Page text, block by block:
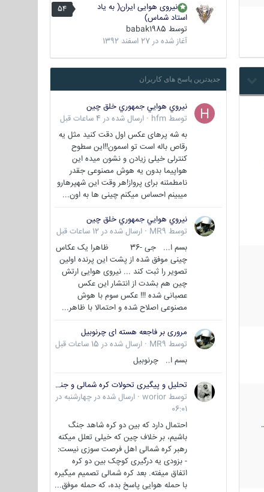
54
نیروی هوایی ایران( به یاد
استاد شماس)
توسط babak1985
آغاز شده در 27 اسفند 1392
جدیدترین پاسخ های کاربران
نيروي هوايي جمهوري خلق چين
توسط hfm
· ارسال شده در 4 ساعات قبل
به شه پرهای عکس اول دقت کنید مثل یه
رقاص باله است تو اسمون!!این سطوح
کنترلی خیلی زیادن و نشون میده این
هواپیما بدون یه هوش مصنوعی جقدر
نامطمئنه برای پرواز!هر وقت این شهپرهارو
میبینم احساس میکنم چینی ها به اون...
نيروي هوايي جمهوري خلق چين
توسط MR9
· ارسال شده در 12 ساعات قبل
بسم ا... جی -36 ظاهرا یک عکاس
چینی موفق شده از پشت این پرنده اولین
تصویر را ثبت کند ... نیروی هوایی ارتش
چین هم بشدت از انتشار این عکس
عصبانی شده !!! عکس سوم با هوش
مصنوعی اصلاح شده و احتمالا با ظاهر...
مروری بر فاجعه هسته ای چرنوبیل
توسط MR9
· ارسال شده در 15 ساعات قبل
بسم ا.. چرنوبیل
تحلیل و پیگیری تحولات کره شمالی و جنوبی
توسط worior
· ارسال شده در چهارشنبه در
06:01
احتمال دارد که بین دو کره شاهد جنگ
باشیم، بر خلاف چین که خیلی تعلل میکنه
رهبر کره شمالی اهل فرصت سوزی نیست:
- بزودی یه درگیری کوچک بین دو کره
اتفاق میفته. بعد کره شمالی تصمیم میگیره
با حمله هوایی پاسخ بده، که حمله موفق...